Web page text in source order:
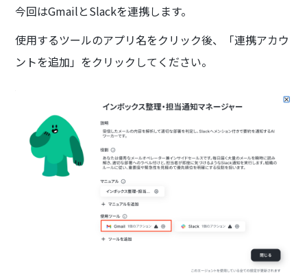
今回はGmailとSlackを連携します。
使用するツールのアプリ名をクリック後、「連携アカウ
ントを追加」をクリックしてください。